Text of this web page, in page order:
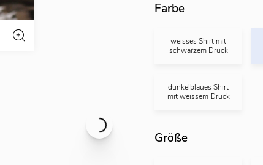
Farbe
weisses Shirt mit
schwarzem Druck
dunkelblaues Shirt
mit weissem Druck
Größe